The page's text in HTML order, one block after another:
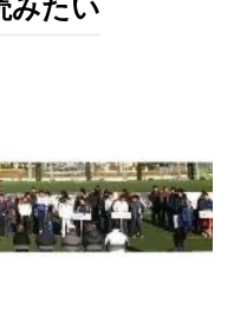
みたい